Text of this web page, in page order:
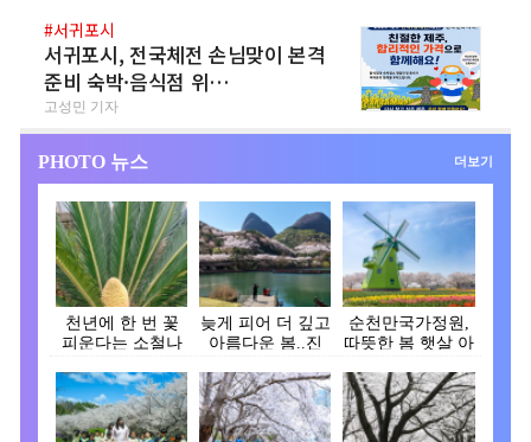
#서귀포시
서귀포시, 전국체전 손님맞이 본격
준비 숙박·음식점 위…
고성민 기자
PHOTO 뉴스 더보기
천년에 한 번 꽃
피운다는 소철나
꽃…
늦게 피어 더 깊고
아름다운 봄..진
들…
순천만국가정원,
따뜻한 봄 햇살 아
나…